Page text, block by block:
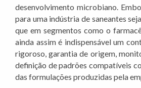
desenvolvimento microbiano.
para uma indústria de saneantes
que em segmentos como o
ainda assim é indispensável um
rigoroso, garantia de origem,
definição de padrões compatíveis
das formulações produzidas pela